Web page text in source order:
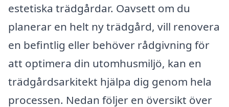
estetiska trädgårdar. Oavsett om du
planerar en helt ny trädgård, vill renovera
en befintlig eller behöver rådgivning för
att optimera din utomhusmiljö, kan en
trädgårdsarkitekt hjälpa dig genom hela
processen. Nedan följer en översikt över